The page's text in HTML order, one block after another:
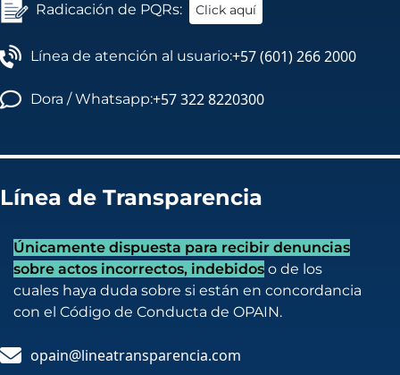
Radicación de PQRs: Click aquí
Línea de atención al usuario:+57 (601) 266 2000
Dora / Whatsapp:+57 322 8220300
Línea de Transparencia
Únicamente dispuesta para recibir denuncias
sobre actos incorrectos, indebidos o de los
cuales haya duda sobre si están en concordancia
con el Código de Conducta de OPAIN.
opain@lineatransparencia.com